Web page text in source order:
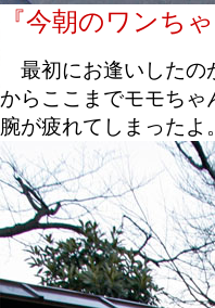
『今朝のワンち
最初にお逢いしたの
からここまでモモちゃ
腕が疲れてしまったよ